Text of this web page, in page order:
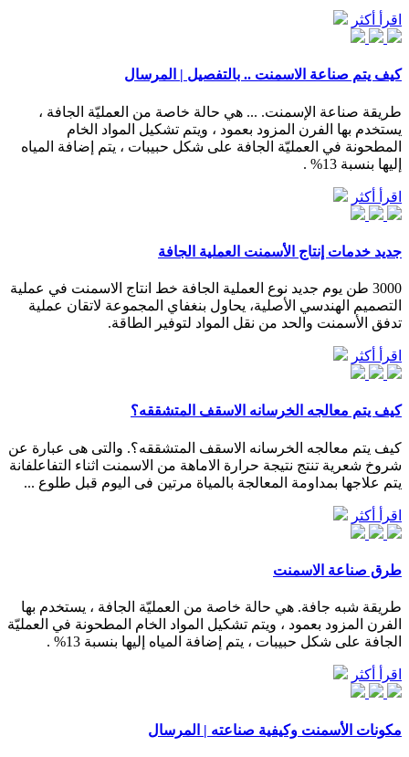
اقرأ أكثر
كيف يتم صناعة الاسمنت .. بالتفصيل | المرسال
طريقة صناعة الإسمنت. ... هي حالة خاصة من العمليّة الجافة ،
يستخدم بها الفرن المزود بعمود ، ويتم تشكيل المواد الخام
المطحونة في العمليّة الجافة على شكل حبيبات ، يتم إضافة المياه
إليها بنسبة 13% .
اقرأ أكثر
جديد خدمات إنتاج الأسمنت العملية الجافة
3000 طن يوم جديد نوع العملية الجافة خط انتاج الاسمنت في عملية
التصميم الهندسي الأصلية، يحاول بنغفاي المجموعة لاتقان عملية
تدفق الأسمنت والحد من نقل المواد لتوفير الطاقة.
اقرأ أكثر
كيف يتم معالجه الخرسانه الاسقف المتشققه؟
كيف يتم معالجه الخرسانه الاسقف المتشققه؟. والتى هى عبارة عن
شروخ شعرية تنتج نتيجة حرارة الاماهة من الاسمنت اثناء التفاعلفانة
يتم علاجها بمداومة المعالجة بالمياة مرتين فى اليوم قبل طلوع ...
اقرأ أكثر
طرق صناعة الاسمنت
طريقة شبه جافة. هي حالة خاصة من العمليّة الجافة ، يستخدم بها
الفرن المزود بعمود ، ويتم تشكيل المواد الخام المطحونة في العمليّة
الجافة على شكل حبيبات ، يتم إضافة المياه إليها بنسبة 13% .
اقرأ أكثر
مكونات الأسمنت وكيفية صناعته | المرسال